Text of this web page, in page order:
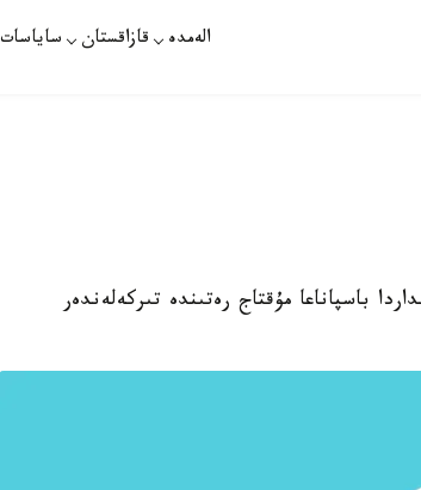
الەمدە قازاقستان ساياسات
باسپاناعا مۇقتاج رەتىندە تىركەلەندەر